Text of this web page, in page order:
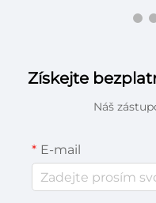
Získejte
Náš
E-mail